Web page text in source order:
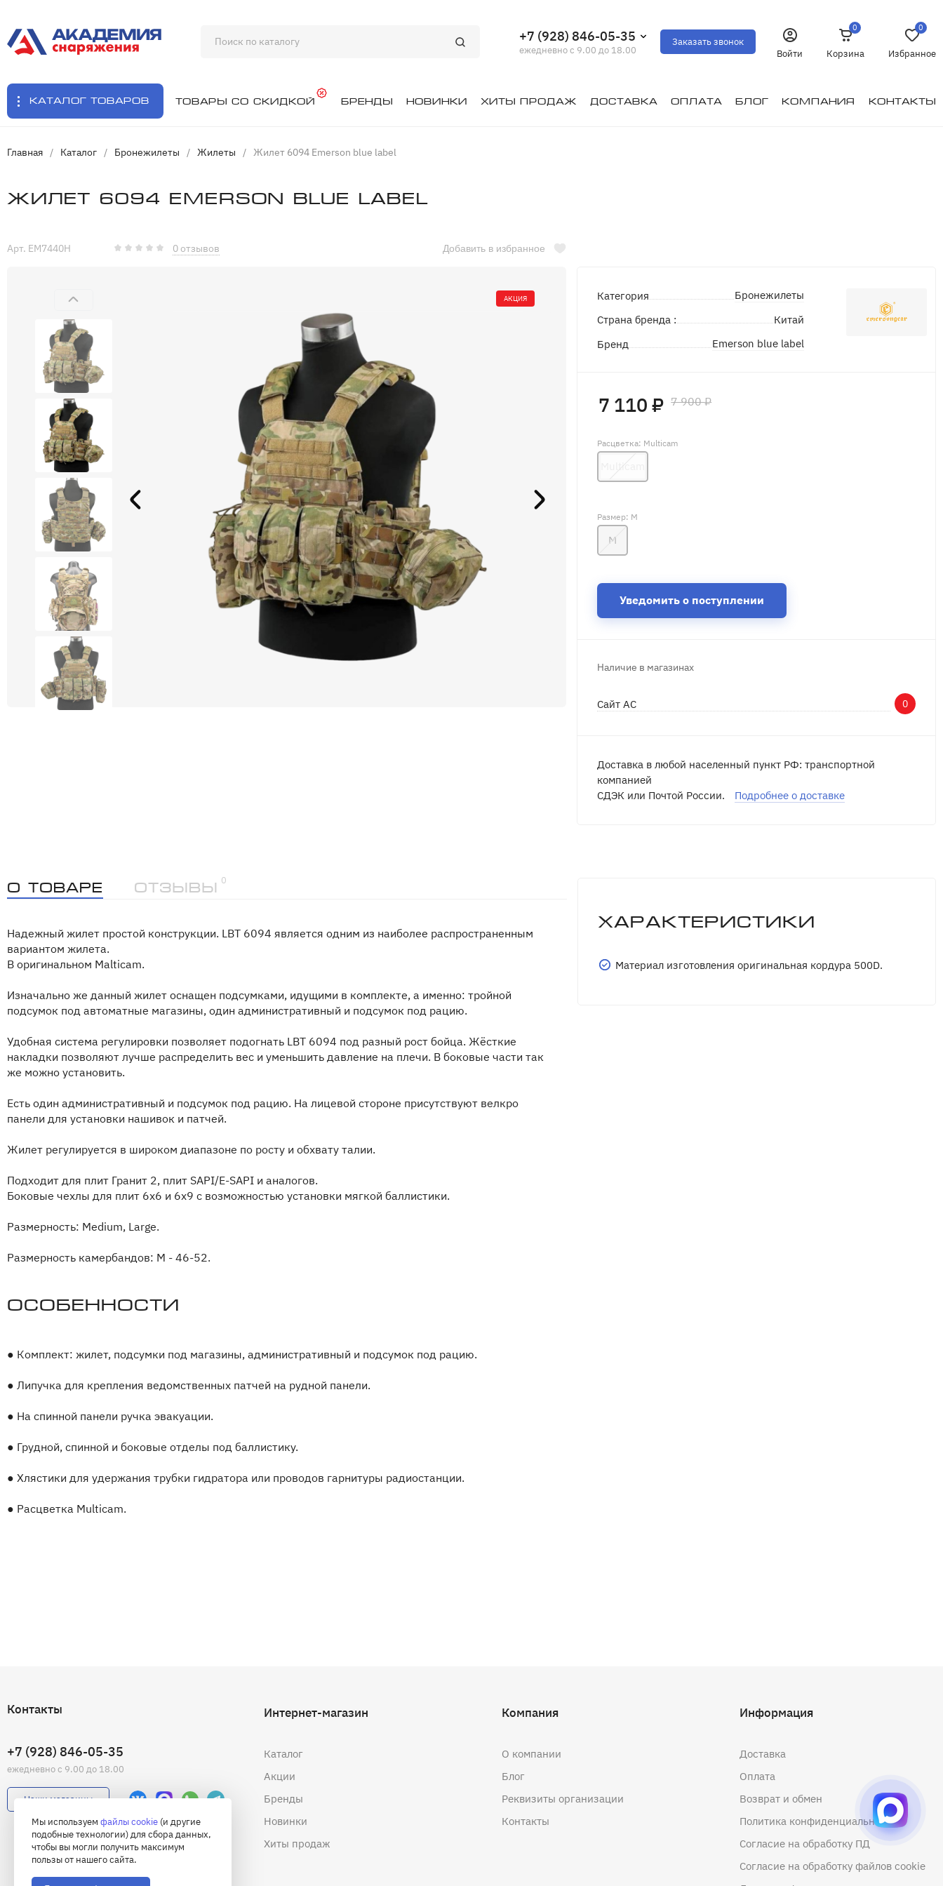
+7 (928) 846-05-35
ежедневно с 9.00 до 18.00
Заказать звонок
Войти
0
Корзина
0
Избранное
Каталог товаров Товары со скидкой Бренды Новинки Хиты продаж Доставка Оплата Блог Компания Контакты
Главная / Каталог / Бронежилеты / Жилеты / Жилет 6094 Emerson blue label
Жилет 6094 Emerson blue label
Арт. EM7440H 0 отзывов Добавить в избранное
АКЦИЯ Категория
Бронежилеты
Страна бренда :
Китай
Бренд
Emerson blue label
Расцветка: Multicam
Размер: M
M
7 110 ₽ 7 900 ₽
Уведомить о поступлении
Наличие в магазинах
Сайт АС 0
Доставка в любой населенный пункт РФ: транспортной
компанией
СДЭК или Почтой России.
Подробнее о доставке
О товаре Отзывы
0
Надежный жилет простой конструкции. LBT 6094 является одним из наиболее распространенным
вариантом жилета.
В оригинальном Malticam.
Изначально же данный жилет оснащен подсумками, идущими в комплекте, а именно: тройной
подсумок под автоматные магазины, один административный и подсумок под рацию.
Удобная система регулировки позволяет подогнать LBT 6094 под разный рост бойца. Жёсткие
накладки позволяют лучше распределить вес и уменьшить давление на плечи. В боковые части так
же можно установить.
Есть один административный и подсумок под рацию. На лицевой стороне присутствуют велкро
панели для установки нашивок и патчей.
Жилет регулируется в широком диапазоне по росту и обхвату талии.
Подходит для плит Гранит 2, плит SAPI/E-SAPI и аналогов.
Боковые чехлы для плит 6х6 и 6х9 с возможностью установки мягкой баллистики.
Размерность: Medium, Large.
Размерность камербандов: M - 46-52.
Особенности
● Комплект: жилет, подсумки под магазины, административный и подсумок под рацию.
● Липучка для крепления ведомственных патчей на рудной панели.
● На спинной панели ручка эвакуации.
● Грудной, спинной и боковые отделы под баллистику.
● Хлястики для удержания трубки гидратора или проводов гарнитуры радиостанции.
● Расцветка Multicam.
Характеристики
Материал изготовления оригинальная кордура 500D.
Контакты
+7 (928) 846-05-35
ежедневно с 9.00 до 18.00
Наши магазины
Интернет-магазин
Каталог
Акции
Бренды
Новинки
Хиты продаж
Компания
О компании
Блог
Реквизиты организации
Контакты
Информация
Доставка
Оплата
Возврат и обмен
Политика конфиденциальности
Согласие на обработку ПД
Согласие на обработку файлов cookie
Мы используем файлы cookie (и другие
подобные технологии) для сбора данных,
чтобы вы могли получить максимум
пользы от нашего сайта.